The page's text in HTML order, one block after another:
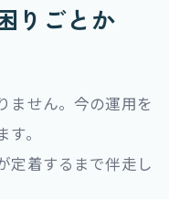
りごとか
ません。今の運用を
。
定着するまで伴走し